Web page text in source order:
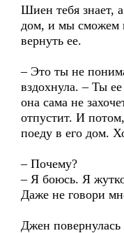
Шиен тебя знает,
дом, и мы сможем
вернуть ее.
– Это ты не
вздохнула. – Ты
она сама не
отпустит. И
поеду в его дом.
– Почему?
– Я боюсь. Я
Даже не говори
Джен